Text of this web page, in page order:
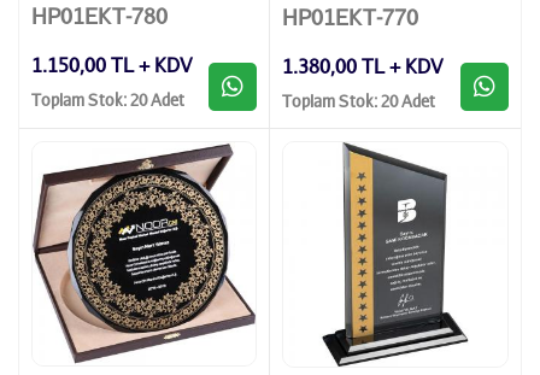
HP01EKT-780
1.150,00 TL + KDV
Toplam Stok: 20 Adet
HP01EKT-770
1.380,00 TL + KDV
Toplam Stok: 20 Adet